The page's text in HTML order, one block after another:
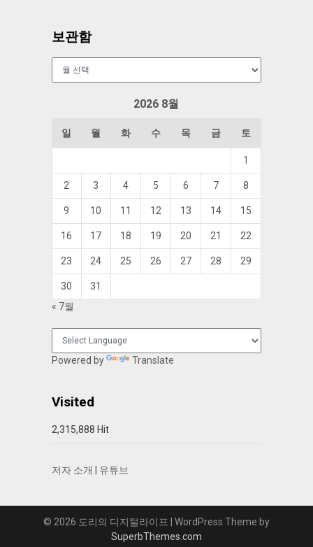
보관함
2026 8월
일 월 화 수 목 금 토
1
2 3 4 5 6 7 8
9 10 11 12 13 14 15
16 17 18 19 20 21 22
23 24 25 26 27 28 29
30
31
« 7월
Powered by Translate
Visited
2,315,888 Hit
저자 소개 유튜브
© 2026 도리의 디지털라이프
| WordPress Theme by
SuperbThemes.com